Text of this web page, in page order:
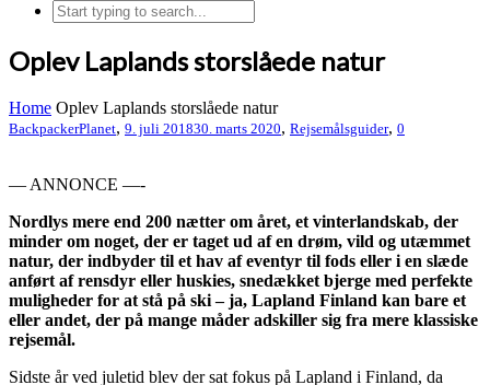
Oplev Laplands storslåede natur
Home Oplev Laplands storslåede natur
BackpackerPlanet, 9. juli 201830. marts 2020, Rejsemålsguider, 0
— ANNONCE —-
Nordlys mere end 200 nætter om året, et vinterlandskab, der
minder om noget, der er taget ud af en drøm, vild og utæmmet
natur, der indbyder til et hav af eventyr til fods eller i en slæde
anført af rensdyr eller huskies, snedækket bjerge med perfekte
muligheder for at stå på ski – ja, Lapland Finland kan bare et
eller andet, der på mange måder adskiller sig fra mere klassiske
rejsemål.
Sidste år ved juletid blev der sat fokus på Lapland i Finland, da